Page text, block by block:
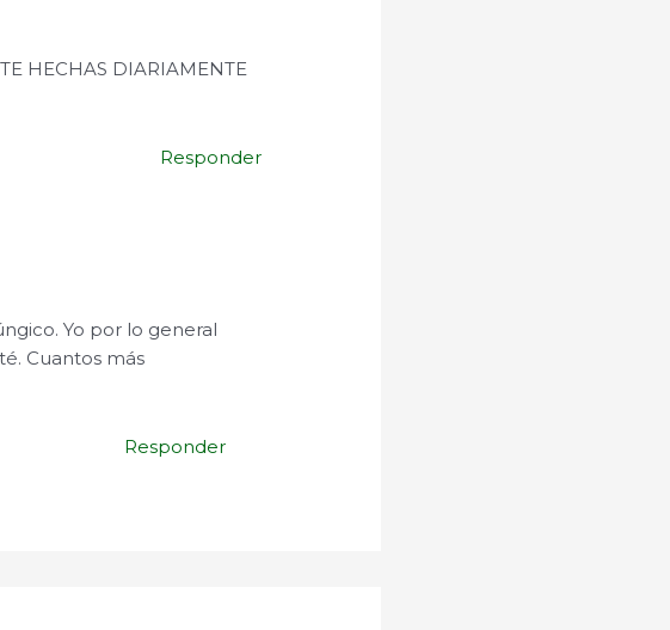
HECHAS DIARIAMENTE
Responder
Yo por lo general
Cuantos más
Responder